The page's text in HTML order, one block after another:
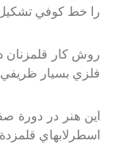
را خط‌ كوفي‌
روش‌ كار قلمزنان‌
فلزي‌ بسيار
اين‌ هنر در دورة‌
اسطرلابهاي‌